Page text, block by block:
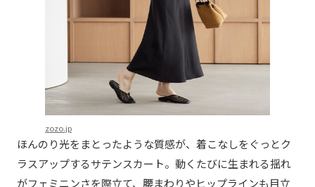
zozo.jp
ほんのり光をまとったような質感が、着こなしをぐっとク
ラスアップするサテンスカート。動くたびに生まれる揺れ
がフェミニンさを際立て、腰まわりやヒップラインも目立